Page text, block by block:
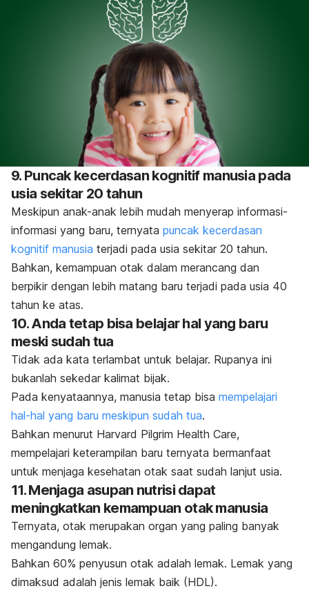
9. Puncak kecerdasan kognitif manusia pada
usia sekitar 20 tahun
Meskipun anak-anak lebih mudah menyerap informasi-
informasi yang baru, ternyata puncak kecerdasan
kognitif manusia terjadi pada usia sekitar 20 tahun.
Bahkan, kemampuan otak dalam merancang dan
berpikir dengan lebih matang baru terjadi pada usia 40
tahun ke atas.
10. Anda tetap bisa belajar hal yang baru
meski sudah tua
Tidak ada kata terlambat untuk belajar. Rupanya ini
bukanlah sekedar kalimat bijak.
Pada kenyataannya, manusia tetap bisa mempelajari
hal-hal yang baru meskipun sudah tua.
Bahkan menurut Harvard Pilgrim Health Care,
mempelajari keterampilan baru ternyata bermanfaat
untuk menjaga kesehatan otak saat sudah lanjut usia.
11. Menjaga asupan nutrisi dapat
meningkatkan kemampuan otak manusia
Ternyata, otak merupakan organ yang paling banyak
mengandung lemak.
Bahkan 60% penyusun otak adalah lemak. Lemak yang
dimaksud adalah jenis lemak baik (HDL).